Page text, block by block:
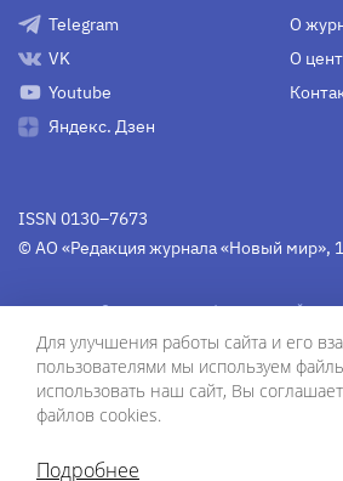
Telegram
VK
Youtube
Яндекс. Дзен
О
О
ISSN 0130–7673
© АО «Редакция журнала «Новый мир»,
Свидетельство Федеральной
связи, информационных
коммуникаций средства
(Роскомнадзор)ПИ № Фс 77-75754
Разработка сайта — ООО «Инфодизайн»
Для улучшения работы сайта и его
пользователями мы используем
использовать наш сайт, Вы
файлов cookies.
Подробнее